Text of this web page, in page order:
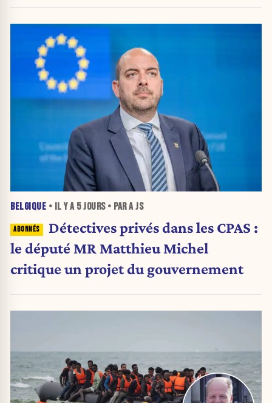
BELGIQUE • IL Y A 5 JOURS• PAR A JS
Détectives privés dans les CPAS :
le député MR Matthieu Michel
critique un projet du gouvernement